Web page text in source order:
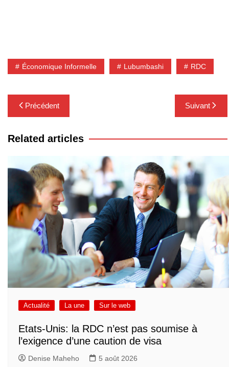
Économique Informelle Lubumbashi RDC
Navigation
de
l’article
Précédent Suivant
Related articles
Actualité La une Sur le web
Etats-Unis: la RDC n’est pas soumise à
l’exigence d’une caution de visa
Denise Maheho 5 août 2026